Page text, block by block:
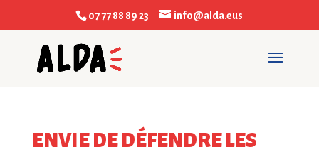
07 77 88 89 23 info@alda.eus
ENVIE DE DÉFENDRE LES